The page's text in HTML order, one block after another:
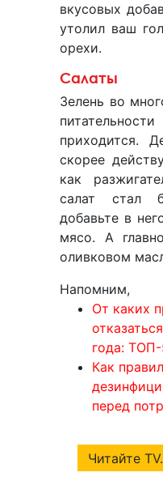
вкусовых
утолил ваш
орехи.
Салаты
Зелень во
приходится.
скорее
как
салат стал
добавьте в
мясо. А
оливковом
Напомним,
От каких
года:
Как
перед
Читайте